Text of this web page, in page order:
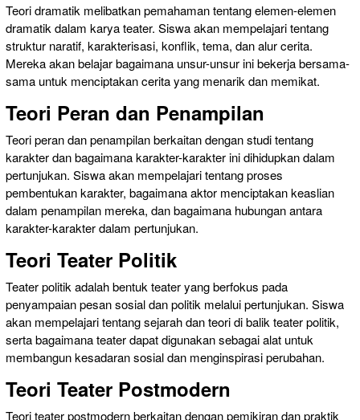
Teori dramatik melibatkan pemahaman tentang elemen-elemen
dramatik dalam karya teater. Siswa akan mempelajari tentang
struktur naratif, karakterisasi, konflik, tema, dan alur cerita.
Mereka akan belajar bagaimana unsur-unsur ini bekerja bersama-
sama untuk menciptakan cerita yang menarik dan memikat.
Teori Peran dan Penampilan
Teori peran dan penampilan berkaitan dengan studi tentang
karakter dan bagaimana karakter-karakter ini dihidupkan dalam
pertunjukan. Siswa akan mempelajari tentang proses
pembentukan karakter, bagaimana aktor menciptakan keaslian
dalam penampilan mereka, dan bagaimana hubungan antara
karakter-karakter dalam pertunjukan.
Teori Teater Politik
Teater politik adalah bentuk teater yang berfokus pada
penyampaian pesan sosial dan politik melalui pertunjukan. Siswa
akan mempelajari tentang sejarah dan teori di balik teater politik,
serta bagaimana teater dapat digunakan sebagai alat untuk
membangun kesadaran sosial dan menginspirasi perubahan.
Teori Teater Postmodern
Teori teater postmodern berkaitan dengan pemikiran dan praktik